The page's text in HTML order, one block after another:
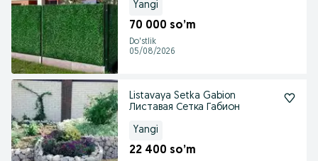
Yangi
70 000 so’m
Do'stlik
05/08/2026
Listavaya Setka Gabion
Листавая Сетка Габион
Yangi
22 400 so’m